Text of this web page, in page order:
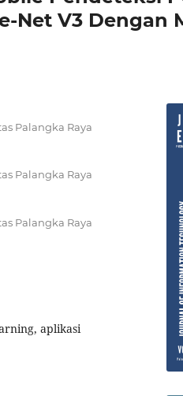
Net V3 Dengan
Palangka Raya
Palangka Raya
Palangka Raya
aplikasi